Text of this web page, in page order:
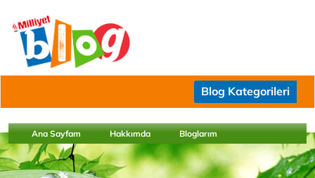
Blog Kategorileri
Ana Sayfam Hakkımda Bloglarım